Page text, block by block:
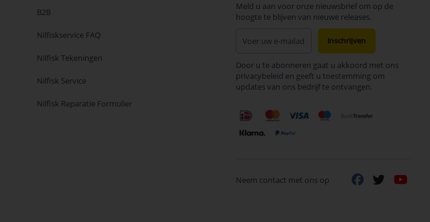
B2B
Nilfiskservice FAQ
Nilfisk Tekeningen
Nilfisk Service
Nilfisk Reparatie Formulier
Meld u aan voor onze nieuwsbrief om op de
hoogte te blijven van nieuwe releases.
onze
nieuwsbrief
Inschrijven
Door u te abonneren gaat u akkoord met ons
privacybeleid en geeft u toestemming om
updates van ons bedrijf te ontvangen.
Neem contact met ons op